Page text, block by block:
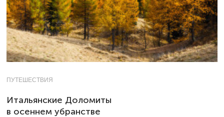
ПУТЕШЕСТВИЯ
Итальянские Доломиты
в осеннем убранстве